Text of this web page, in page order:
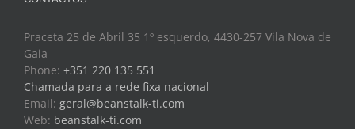
Praceta 25 de Abril 35 1º esquerdo, 4430-257 Vila Nova de
Gaia
Phone: +351 220 135 551
Chamada para a rede fixa nacional
Email: geral@beanstalk-ti.com
Web: beanstalk-ti.com